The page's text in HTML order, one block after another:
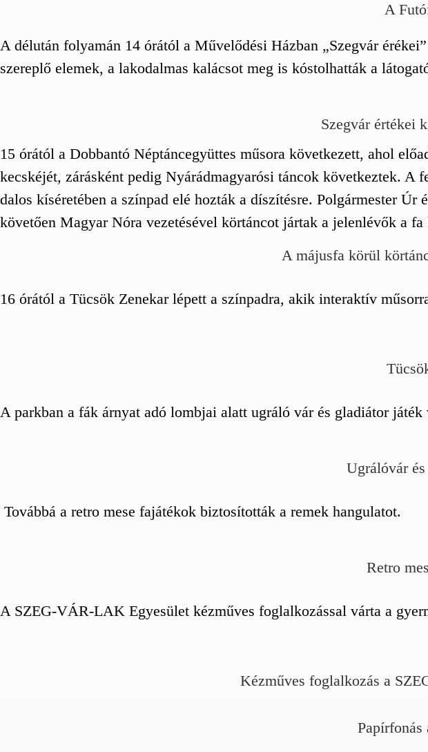
A
A délután folyamán 14 órától a Művelődési Házban „Szegvár
szereplő elemek, a lakodalmas kalácsot meg is kóstolhatták a
Szegvár értékei
15 órától a Dobbantó Néptáncegyüttes műsora következett, ahol
kecskéjét, zárásként pedig Nyárádmagyarósi táncok következtek. A
dalos kíséretében a színpad elé hozták a díszítésre. Polgármester
követően Magyar Nóra vezetésével körtáncot jártak a jelenlévők a fa
A májusfa körül
16 órától a Tücsök Zenekar lépett a színpadra, akik interaktív
A parkban a fák árnyat adó lombjai alatt ugráló vár és gladiátor játék
Ugrálóvár
Továbbá a retro mese fajátékok biztosították a remek hangulatot.
Retro
A SZEG-VÁR-LAK Egyesület kézműves foglalkozással várta a
Kézműves foglalkozás a